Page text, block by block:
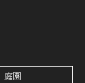
庭園